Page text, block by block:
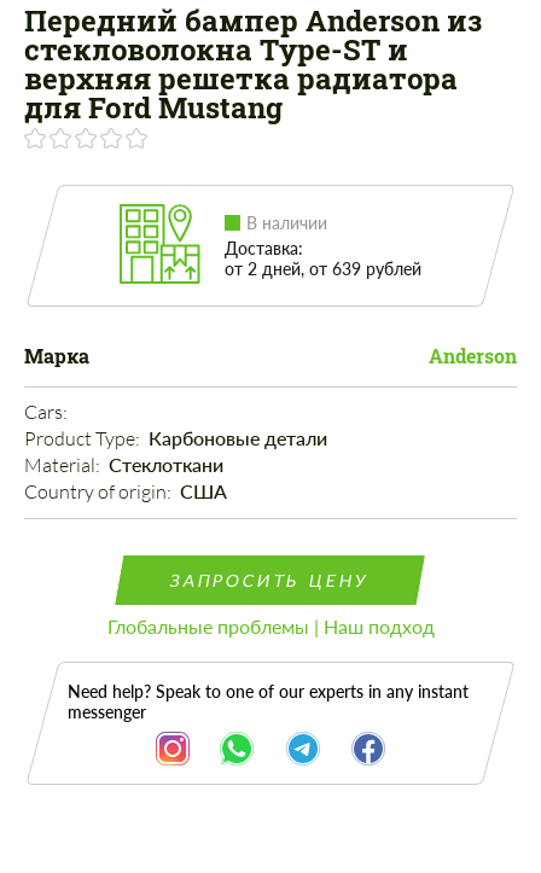
Передний бампер Anderson из
стекловолокна Type-ST и
верхняя решетка радиатора
для Ford Mustang
В наличии
Доставка:
от 2 дней, от 639 рублей
Марка Anderson
Cars:
Product Type: Карбоновые детали
Material: Стеклоткани
Country of origin: США
ЗАПРОСИТЬ ЦЕНУ
Глобальные проблемы | Наш подход
Need help? Speak to one of our experts in any instant
messenger